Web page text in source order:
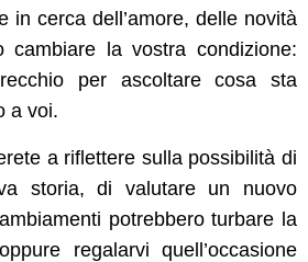
in cerca dell’amore, delle novità
cambiare la vostra condizione:
per ascoltare cosa sta
a voi.
a riflettere sulla possibilità di
storia, di valutare un nuovo
potrebbero turbare la
regalarvi quell’occasione